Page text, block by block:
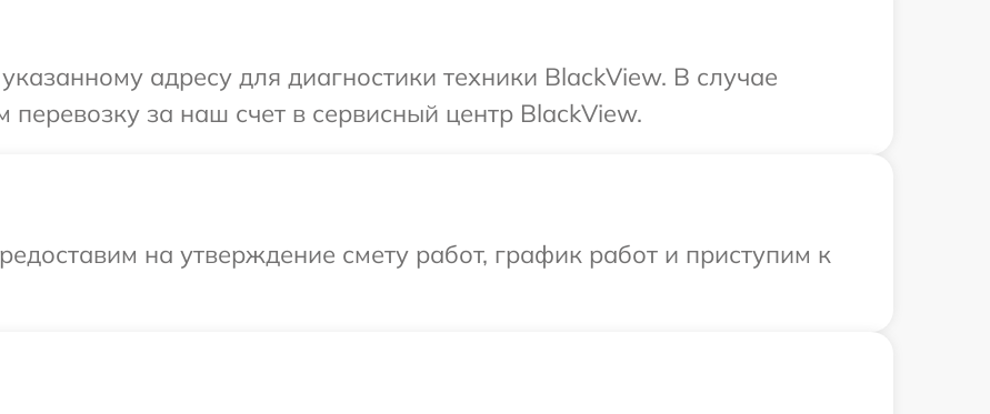
адресу для диагностики техники BlackView. В случае
за наш счет в сервисный центр BlackView.
на утверждение смету работ, график работ и приступим к